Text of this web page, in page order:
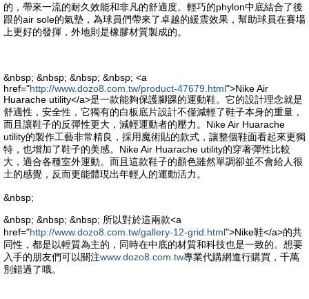
的，帶來一流的耐久效能和非凡的舒適度。輕巧的phylon中底結合了後
跟的air sole的氣墊，為球員們帶來了卓越的緩震效果，幫助球員在賽場
上更好的發揮，外地則是橡膠材質製成的。
&nbsp; &nbsp; &nbsp; &nbsp; <a
href="http://www.dozo8.com.tw/product-47679.html">Nike Air
Huarache utility</a>是一款能夠保護腳踝的運動鞋。它的設計理念就是
舒適性，安全性，它獨有的白板底片設計不僅減輕了鞋子本身的重量，
而且讓鞋子的反彈性更大，減輕運動者的壓力。Nike Air Huarache
utility的製作工藝非常精良，採用魔術貼的款式，讓整個鞋面看起來更獨
特，也增加了鞋子的美感。Nike Air Huarache utility的穿著彈性比較
大，適合各種室外運動。而且這款鞋子的顏色雖然單調卻並不會給人很
土的感覺，反而更能體現出年輕人的運動活力。
&nbsp;
&nbsp; &nbsp; &nbsp; 所以對於這兩款<a
href="http://www.dozo8.com.tw/gallery-12-grid.html">Nike鞋</a>的共
同性，都是以輕質為主的，同時在中底的材質和科技也是一致的。想要
入手的朋友們可以關注www.dozo8.com.tw專業代購網進行購買，千萬
別錯過了哦。